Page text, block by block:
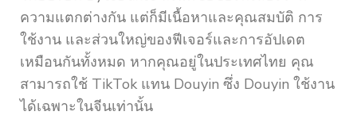
ความแตกต่างกัน แต่ก็มีเนื้อหาและคุณสมบัติ การ
ใช้งาน และส่วนใหญ่ของฟีเจอร์และการอัปเดต
เหมือนกันทั้งหมด หากคุณอยู่ในประเทศไทย คุณ
สามารถใช้ TikTok แทน Douyin ซึ่ง Douyin ใช้งาน
ได้เฉพาะในจีนเท่านั้น